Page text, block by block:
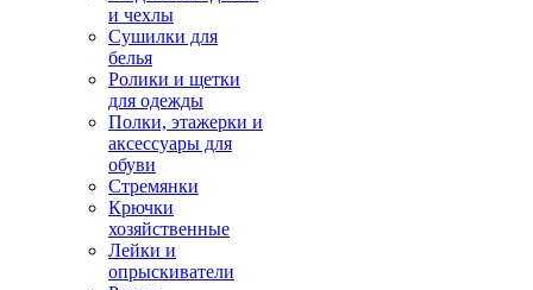
и чехлы
Сушилки для
белья
Ролики и щетки
для одежды
Полки, этажерки и
аксессуары для
обуви
Стремянки
Крючки
хозяйственные
Лейки и
опрыскиватели